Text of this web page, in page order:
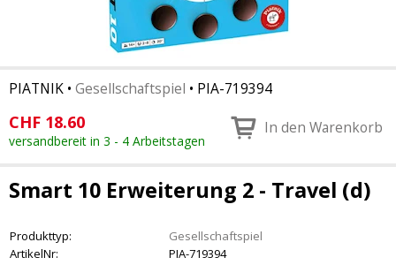
PIATNIK • Gesellschaftspiel • PIA-719394
CHF 18.60
versandbereit in 3 - 4 Arbeitstagen
In den Warenkorb
Smart 10 Erweiterung 2 - Travel (d)
Produkttyp:
Gesellschaftspiel
ArtikelNr:
PIA-719394